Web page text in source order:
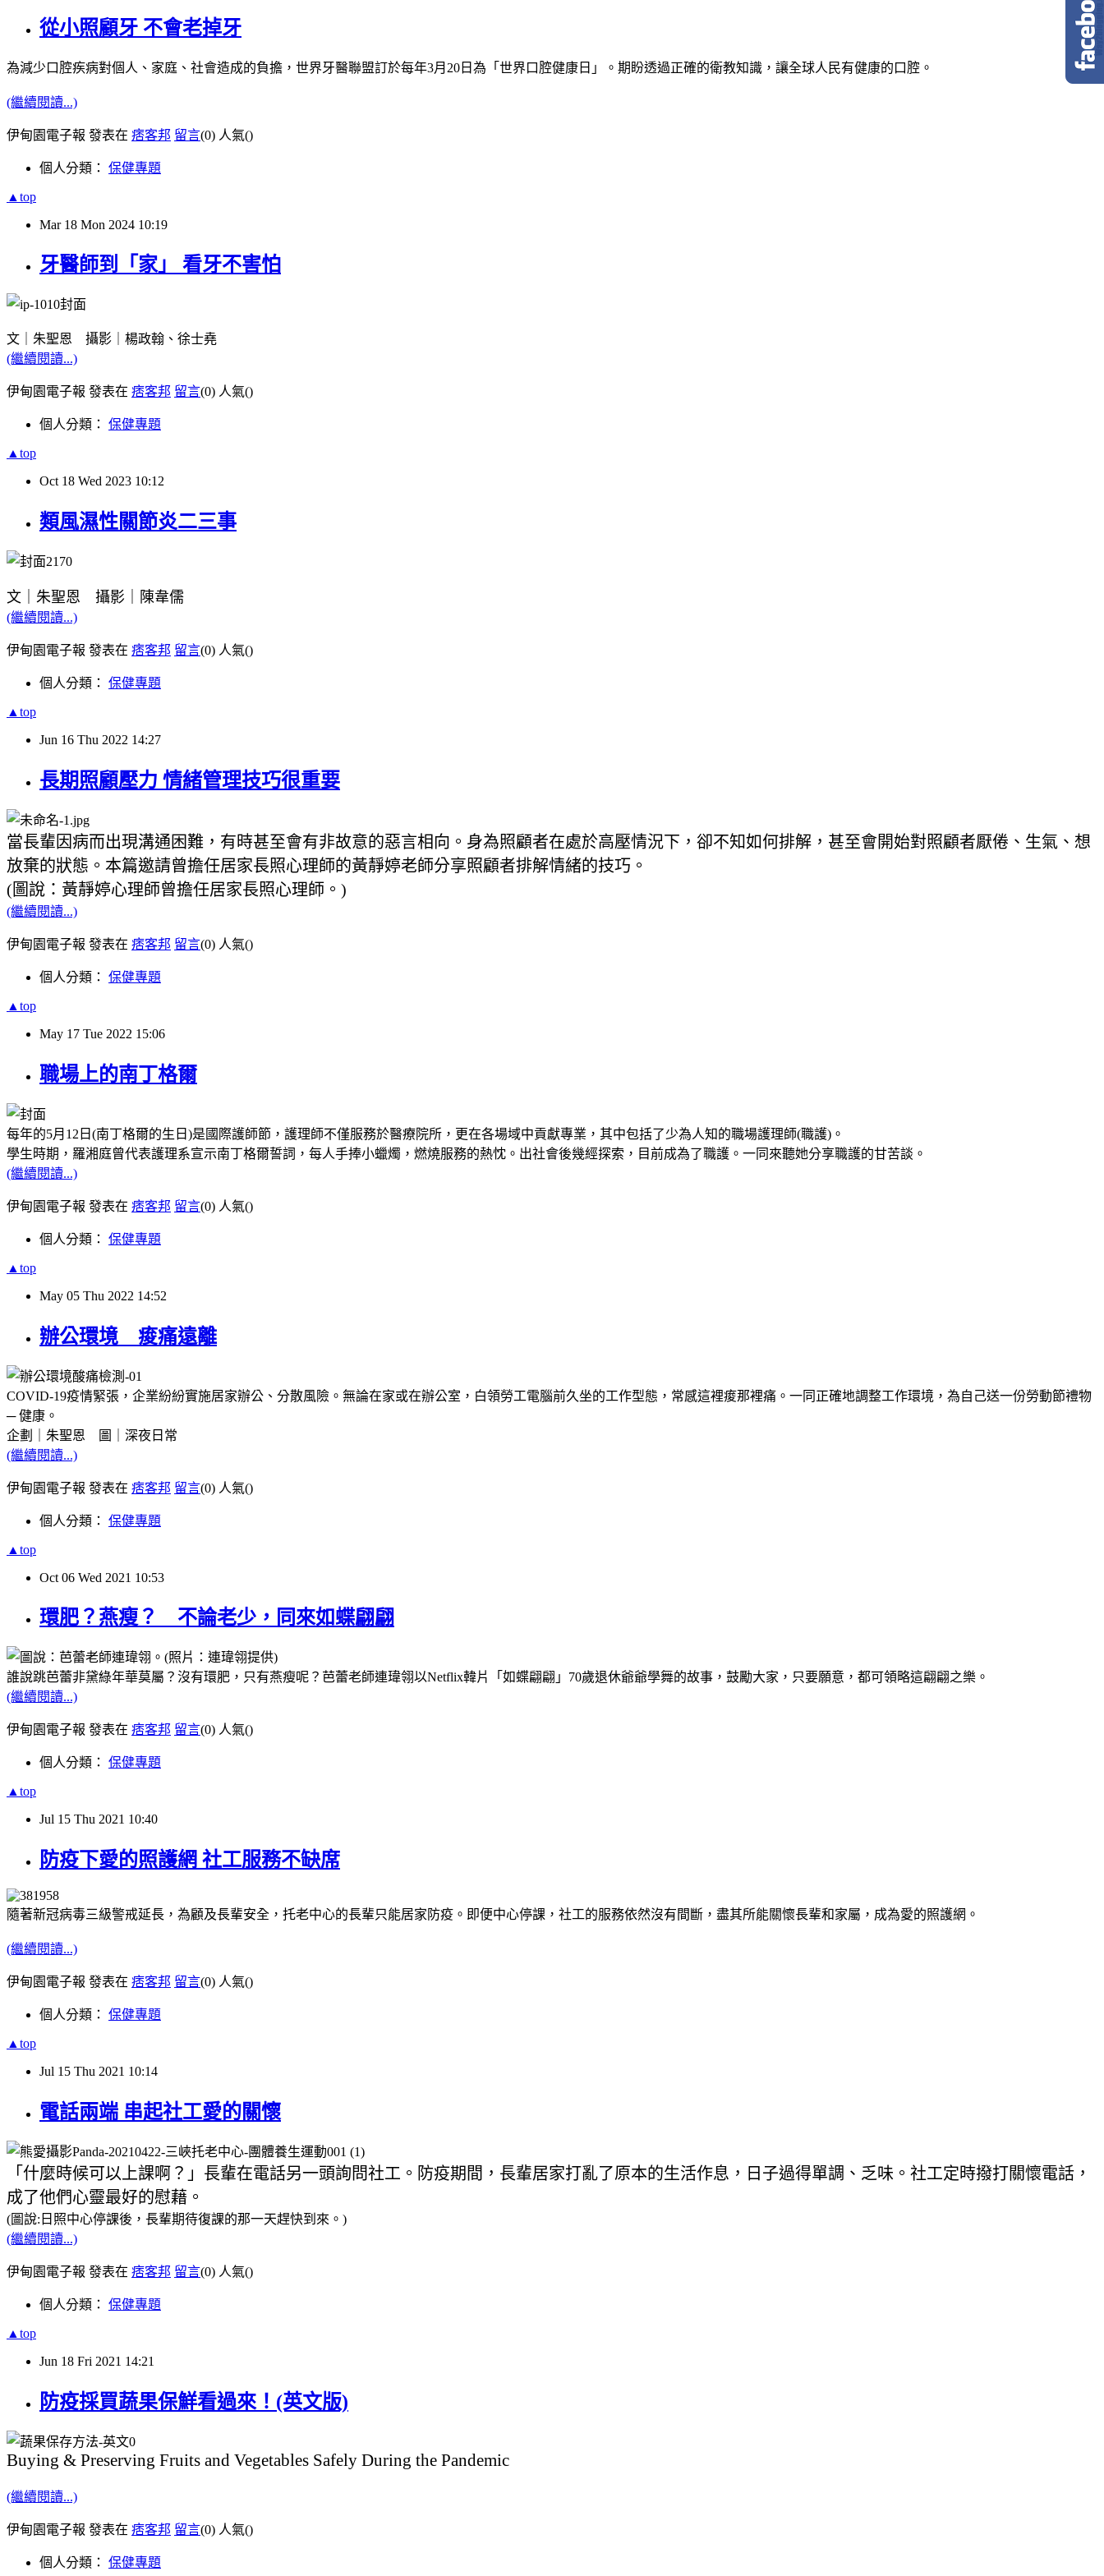
從小照顧牙 不會老掉牙
為減少口腔疾病對個人、家庭、社會造成的負擔，世界牙醫聯盟訂於每年3月20日為「世界口腔健康日」。期盼透過正確的衛教知識，讓全球人民有健康的口腔。
(繼續閱讀...)
伊甸園電子報 發表在 痞客邦 留言(0) 人氣()
個人分類： 保健專題
▲top
Mar 18 Mon 2024 10:19
牙醫師到「家」 看牙不害怕
文｜朱聖恩 攝影｜楊政翰、徐士堯
(繼續閱讀...)
伊甸園電子報 發表在 痞客邦 留言(0) 人氣()
個人分類： 保健專題
▲top
Oct 18 Wed 2023 10:12
類風濕性關節炎二三事
文｜朱聖恩 攝影｜陳韋儒
(繼續閱讀...)
伊甸園電子報 發表在 痞客邦 留言(0) 人氣()
個人分類： 保健專題
▲top
Jun 16 Thu 2022 14:27
長期照顧壓力 情緒管理技巧很重要
當長輩因病而出現溝通困難，有時甚至會有非故意的惡言相向。身為照顧者在處於高壓情況下，卻不知如何排解，甚至會開始對照顧者厭倦、生氣、想
放棄的狀態。本篇邀請曾擔任居家長照心理師的黃靜婷老師分享照顧者排解情緒的技巧。
(圖說：黃靜婷心理師曾擔任居家長照心理師。)
(繼續閱讀...)
伊甸園電子報 發表在 痞客邦 留言(0) 人氣()
個人分類： 保健專題
▲top
May 17 Tue 2022 15:06
職場上的南丁格爾
每年的5月12日(南丁格爾的生日)是國際護師節，護理師不僅服務於醫療院所，更在各場域中貢獻專業，其中包括了少為人知的職場護理師(職護)。
學生時期，羅湘庭曾代表護理系宣示南丁格爾誓詞，每人手捧小蠟燭，燃燒服務的熱忱。出社會後幾經探索，目前成為了職護。一同來聽她分享職護的甘苦談。
(繼續閱讀...)
伊甸園電子報 發表在 痞客邦 留言(0) 人氣()
個人分類： 保健專題
▲top
May 05 Thu 2022 14:52
辦公環境 痠痛遠離
COVID-19疫情緊張，企業紛紛實施居家辦公、分散風險。無論在家或在辦公室，白領勞工電腦前久坐的工作型態，常感這裡痠那裡痛。一同正確地調整工作環境，為自己送一份勞動節禮物
─ 健康。
企劃｜朱聖恩 圖
｜深夜日常
(繼續閱讀...)
伊甸園電子報 發表在 痞客邦 留言(0) 人氣()
個人分類： 保健專題
▲top
Oct 06 Wed 2021 10:53
環肥？燕瘦？ 不論老少，同來如蝶翩翩
誰說跳芭蕾非黛綠年華莫屬？沒有環肥，只有燕瘦呢？芭蕾老師連瑋翎以Netflix韓片「如蝶翩翩」70歲退休爺爺學舞的故事，鼓勵大家，只要願意，都可領略這翩翩之樂。
(繼續閱讀...)
伊甸園電子報 發表在 痞客邦 留言(0) 人氣()
個人分類： 保健專題
▲top
Jul 15 Thu 2021 10:40
防疫下愛的照護網 社工服務不缺席
隨著新冠病毒三級警戒延長，為顧及長輩安全，托老中心的長輩只能居家防疫。即便中心停課，社工的服務依然沒有間斷，盡其所能關懷長輩和家屬，成為愛的照護網。
(繼續閱讀...)
伊甸園電子報 發表在 痞客邦 留言(0) 人氣()
個人分類： 保健專題
▲top
Jul 15 Thu 2021 10:14
電話兩端 串起社工愛的關懷
「什麼時候可以上課啊？」長輩在電話另一頭詢問社工。防疫期間，長輩居家打亂了原本的生活作息，日子過得單調、乏味。社工定時撥打關懷電話，
成了他們心靈最好的慰藉。
(圖說:日照中心停課後，長輩期待復課的那一天趕快到來。)
(繼續閱讀...)
伊甸園電子報 發表在 痞客邦 留言(0) 人氣()
個人分類： 保健專題
▲top
Jun 18 Fri 2021 14:21
防疫採買蔬果保鮮看過來！(英文版)
Buying & Preserving Fruits and Vegetables Safely During the Pandemic
(繼續閱讀...)
伊甸園電子報 發表在 痞客邦 留言(0) 人氣()
個人分類： 保健專題